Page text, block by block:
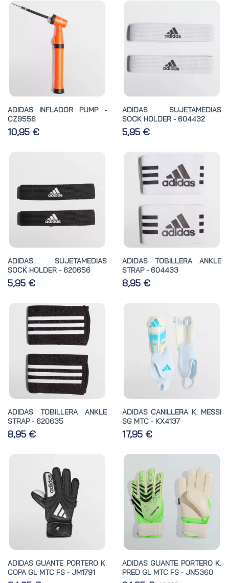
ADIDAS INFLADOR PUMP -
CZ9556
10,95 €
ADIDAS SUJETAMEDIAS
SOCK HOLDER - 604432
5,95 €
ADIDAS SUJETAMEDIAS
SOCK HOLDER - 620656
5,95 €
ADIDAS TOBILLERA ANKLE
STRAP - 604433
8,95 €
ADIDAS TOBILLERA ANKLE
STRAP - 620635
8,95 €
ADIDAS CANILLERA K. MESSI
SG MTC - KX4137
17,95 €
ADIDAS GUANTE PORTERO K.
COPA GL MTC FS - JM1791
ADIDAS GUANTE PORTERO K.
PRED GL MTC FS - JN5360